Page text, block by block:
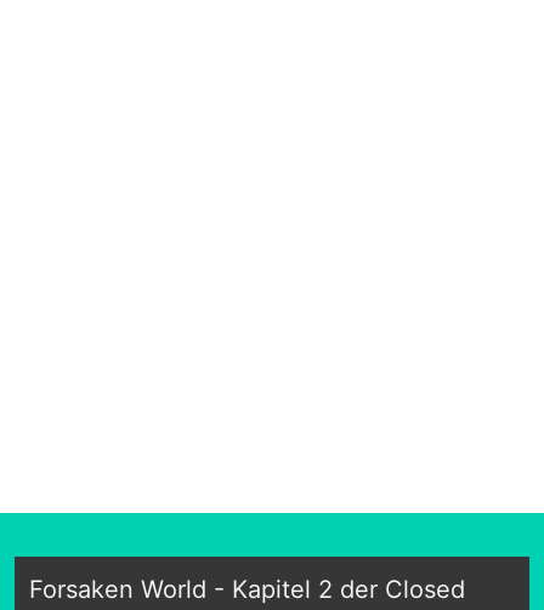
Forsaken World - Kapitel 2 der Closed